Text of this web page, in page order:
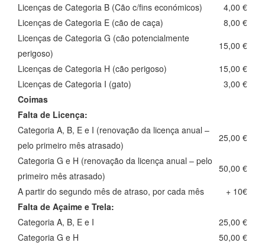
Licenças de Categoria B (Cão c/fins económicos)
4,00 €
Licenças de Categoria E (cão de caça)
8,00 €
Licenças de Categoria G (cão potencialmente
perigoso)
15,00 €
Licenças de Categoria H (cão perigoso)
15,00 €
Licenças de Categoria I (gato)
3,00 €
Coimas
Falta de Licença:
Categoria A, B, E e I (renovação da licença anual –
pelo primeiro mês atrasado)
25,00 €
Categoria G e H (renovação da licença anual – pelo
primeiro mês atrasado)
50,00 €
A partir do segundo mês de atraso, por cada mês
+ 10€
Falta de Açaime e Trela:
Categoria A, B, E e I
25,00 €
Categoria G e H
50,00 €